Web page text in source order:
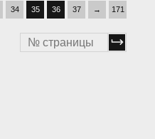
34 35 36 37 → 171